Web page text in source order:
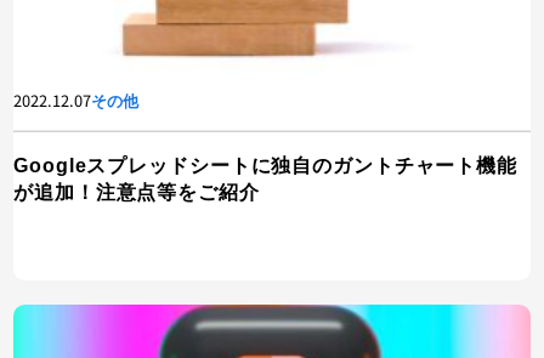
2022.12.07その他
Googleスプレッドシートに独自のガントチャート機能
が追加！注意点等をご紹介